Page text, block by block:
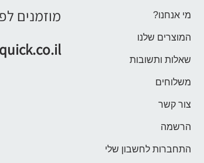
מי אנחנו?
המוצרים שלנו
שאלות ותשובות
משלוחים
צור קשר
הרשמה
התחברות לחשבון שלי
מוזמנים